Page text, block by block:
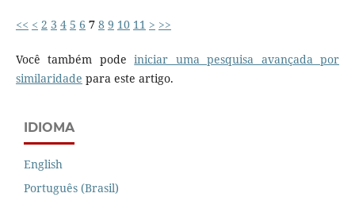
<< < 2 3 4 5 6 7 8 9 10 11 > >>
Você também podeiniciar uma pesquisa avançada por
similaridade para este artigo.
IDIOMA
English
Português (Brasil)